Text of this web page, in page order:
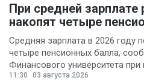
При средней зарплате
накопят четыре
Средняя зарплата в 2026 году
четыре пенсионных балла,
Финансового университета
Балынин.
11:30
03 августа 2026